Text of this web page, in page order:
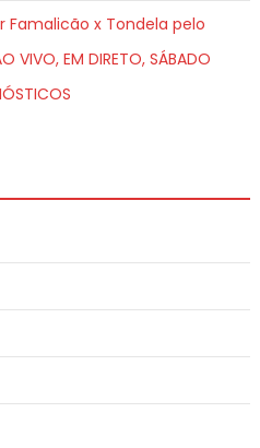
Famalicão x Tondela pelo
EM DIRETO, SÁBADO